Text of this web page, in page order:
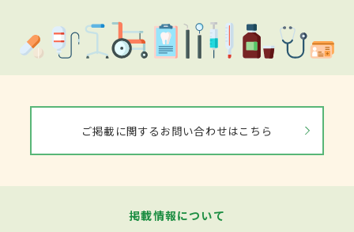
ご掲載に関するお問い合わせはこちら
掲載情報について